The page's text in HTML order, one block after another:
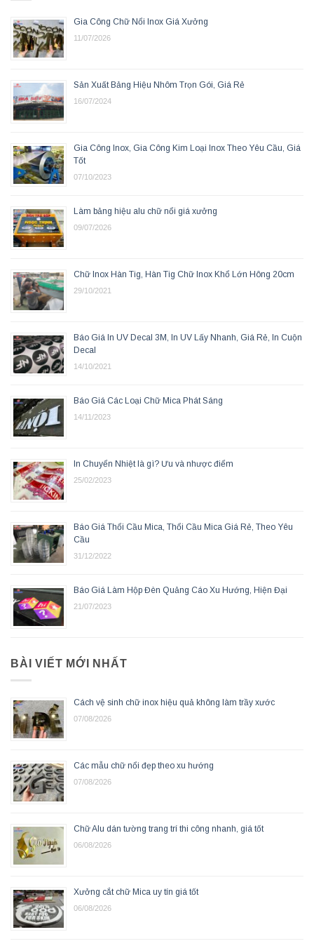
Gia Công Chữ Nổi Inox Giá Xưởng
11/07/2026
Sản Xuất Bảng Hiệu Nhôm Trọn Gói, Giá Rẻ
16/07/2024
Gia Công Inox, Gia Công Kim Loại Inox Theo Yêu Cầu, Giá
Tốt
07/10/2023
Làm bảng hiệu alu chữ nổi giá xưởng
09/07/2026
Chữ Inox Hàn Tig, Hàn Tig Chữ Inox Khổ Lớn Hông 20cm
29/10/2021
Báo Giá In UV Decal 3M, In UV Lấy Nhanh, Giá Rẻ, In Cuộn
Decal
14/10/2021
Báo Giá Các Loại Chữ Mica Phát Sáng
14/11/2023
In Chuyển Nhiệt là gì? Ưu và nhược điểm
25/02/2023
Báo Giá Thổi Cầu Mica, Thổi Cầu Mica Giá Rẻ, Theo Yêu
Cầu
31/12/2022
Báo Giá Làm Hộp Đèn Quảng Cáo Xu Hướng, Hiện Đại
21/07/2023
BÀI VIẾT MỚI NHẤT
Cách vệ sinh chữ inox hiệu quả không làm trầy xước
07/08/2026
Các mẫu chữ nổi đẹp theo xu hướng
07/08/2026
Chữ Alu dán tường trang trí thi công nhanh, giá tốt
06/08/2026
Xưởng cắt chữ Mica uy tín giá tốt
06/08/2026